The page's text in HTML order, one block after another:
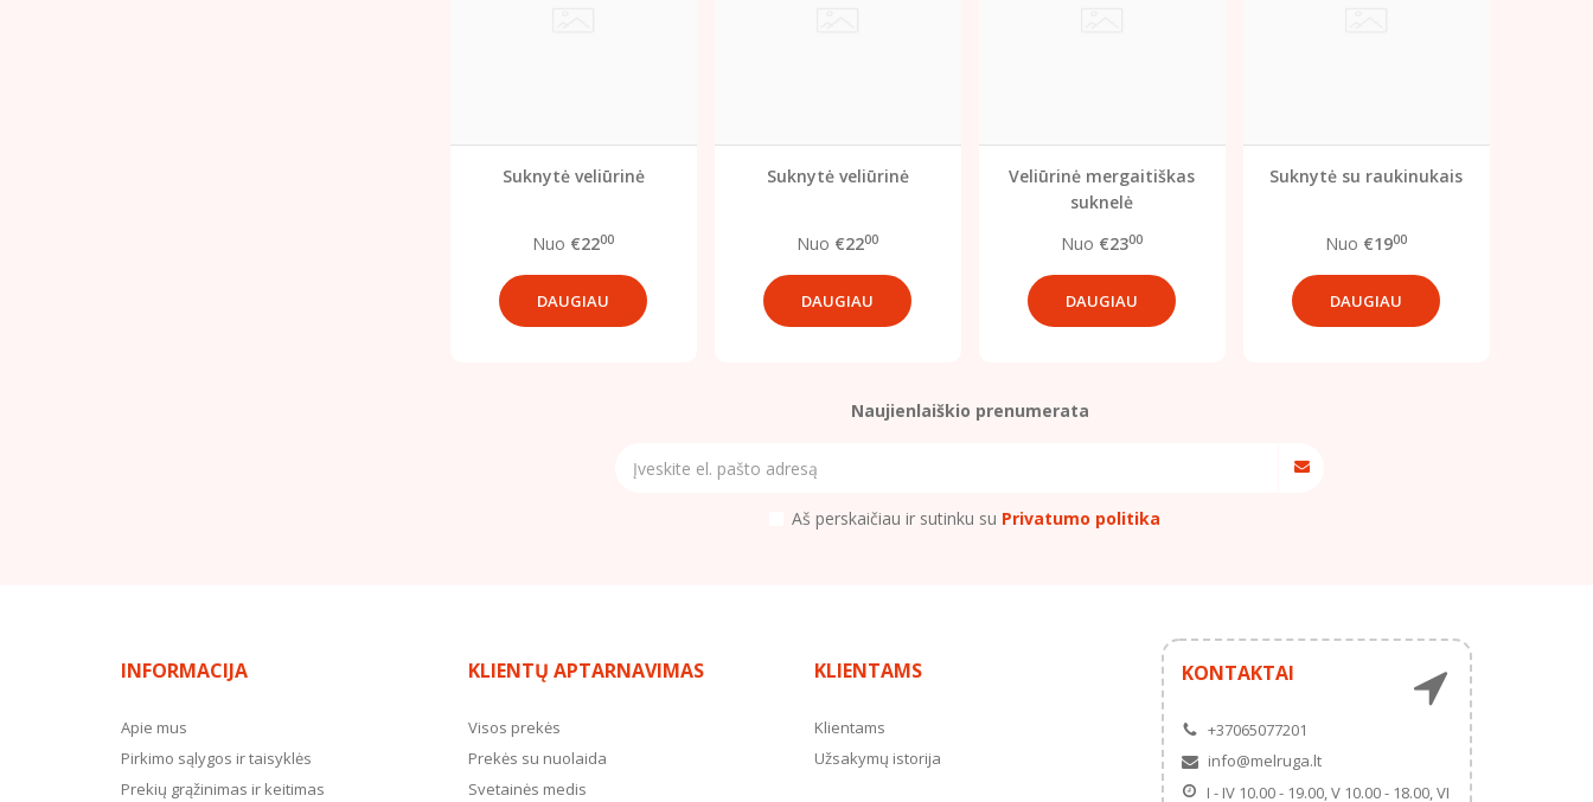
Suknytė veliūrinė
Nuo €2200
DAUGIAU
Suknytė veliūrinė
Nuo €2200
DAUGIAU
Veliūrinė mergaitiškas
suknelė
Nuo €2300
DAUGIAU
Suknytė su raukinukais
Nuo €1900
DAUGIAU
Naujienlaiškio prenumerata
Aš perskaičiau ir sutinku su Privatumo politika
INFORMACIJA
Apie mus
Pirkimo sąlygos ir taisyklės
Prekių grąžinimas ir keitimas
KLIENTŲ APTARNAVIMAS
Visos prekės
Prekės su nuolaida
Svetainės medis
KLIENTAMS
Klientams
Užsakymų istorija
KONTAKTAI
+37065077201
info@melruga.lt
I - IV 10.00 - 19.00, V 10.00 - 18.00, VI